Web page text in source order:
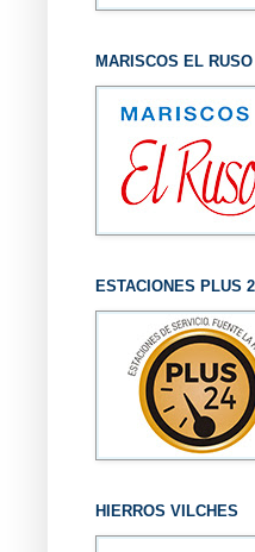
MARISCOS EL RUSO
ESTACIONES PLUS
HIERROS VILCHES